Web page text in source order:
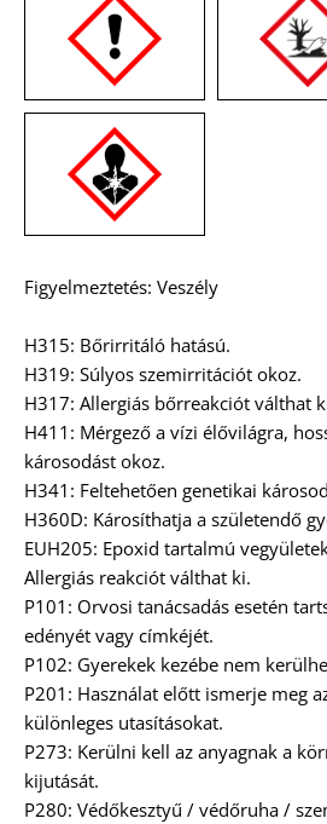
Figyelmeztetés: Veszély
H315: Bőrirritáló hatású.
H319: Súlyos szemirritációt okoz.
H317: Allergiás bőrreakciót válthat
H411: Mérgező a vízi élővilágra,
károsodást okoz.
H341: Feltehetően genetikai
H360D: Károsíthatja a születendő
EUH205: Epoxid tartalmú
Allergiás reakciót válthat ki.
P101: Orvosi tanácsadás esetén
edényét vagy címkéjét.
P102: Gyerekek kezébe nem
P201: Használat előtt ismerje meg
különleges utasításokat.
P273: Kerülni kell az anyagnak a
kijutását.
P280: Védőkesztyű / védőruha /